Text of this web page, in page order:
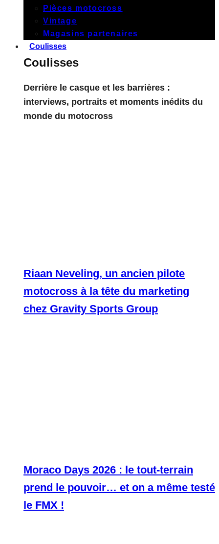
Pièces motocross
Vintage
Magasins partenaires
Coulisses
Coulisses
Derrière le casque et les barrières :
interviews, portraits et moments inédits du
monde du motocross
Riaan Neveling, un ancien pilote
motocross à la tête du marketing
chez Gravity Sports Group
Moraco Days 2026 : le tout-terrain
prend le pouvoir… et on a même testé
le FMX !